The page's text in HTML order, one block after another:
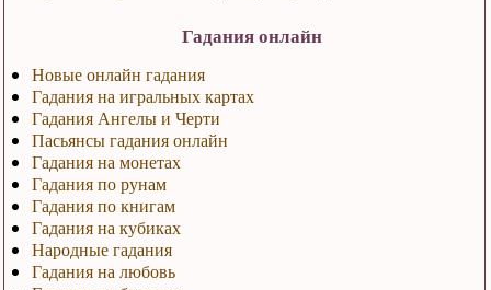
Гадания онлайн
Новые онлайн гадания
Гадания на игральных картах
Гадания Ангелы и Черти
Пасьянсы гадания онлайн
Гадания на монетах
Гадания по рунам
Гадания по книгам
Гадания на кубиках
Народные гадания
Гадания на любовь